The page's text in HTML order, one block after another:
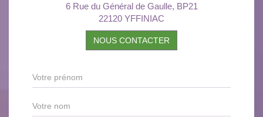
6 Rue du Général de Gaulle, BP21
22120 YFFINIAC
NOUS CONTACTER